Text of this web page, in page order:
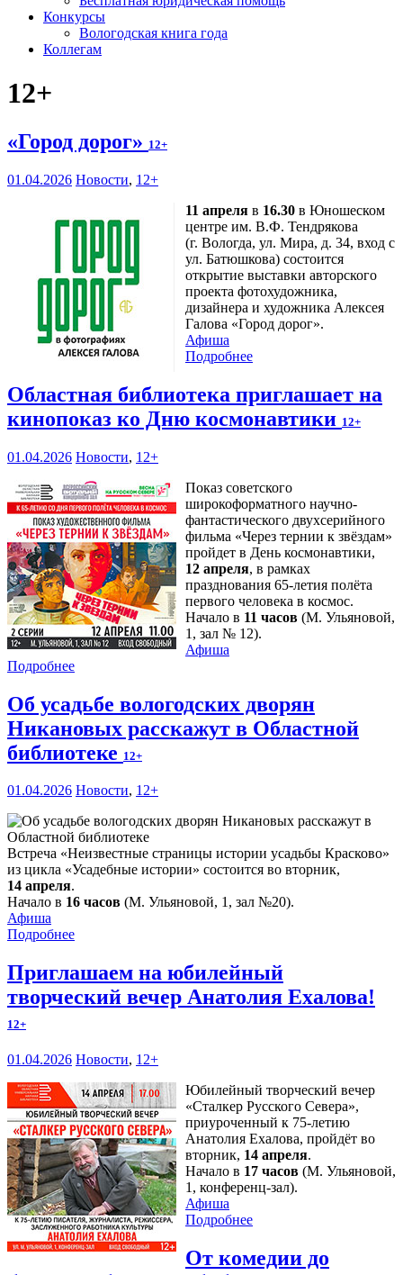
Конкурсы
Вологодская книга года
Коллегам
12+
«Город дорог» 12+
01.04.2026 Новости, 12+
11 апреля в 16.30 в Юношеском
центре им. В.Ф. Тендрякова
(г. Вологда, ул. Мира, д. 34, вход с
ул. Батюшкова) состоится
открытие выставки авторского
проекта фотохудожника,
дизайнера и художника Алексея
Галова «Город дорог».
Афиша
Подробнее
Областная библиотека приглашает на
кинопоказ ко Дню космонавтики 12+
01.04.2026 Новости, 12+
Показ советского
широкоформатного научно-
фантастического двухсерийного
фильма «Через тернии к звёздам»
пройдет в День космонавтики,
12 апреля, в рамках
празднования 65-летия полёта
первого человека в космос.
Начало в 11 часов (М. Ульяновой,
1, зал № 12).
Афиша
Подробнее
Об усадьбе вологодских дворян
Никановых расскажут в Областной
библиотеке 12+
01.04.2026 Новости, 12+
Встреча «Неизвестные страницы истории усадьбы Красково»
из цикла «Усадебные истории» состоится во вторник,
14 апреля.
Начало в 16 часов (М. Ульяновой, 1, зал №20).
Афиша
Подробнее
Приглашаем на юбилейный
творческий вечер Анатолия Ехалова!
12+
01.04.2026 Новости, 12+
Юбилейный творческий вечер
«Сталкер Русского Севера»,
приуроченный к 75-летию
Анатолия Ехалова, пройдёт во
вторник, 14 апреля.
Начало в 17 часов (М. Ульяновой,
1, конференц-зал).
Афиша
Подробнее
От комедии до